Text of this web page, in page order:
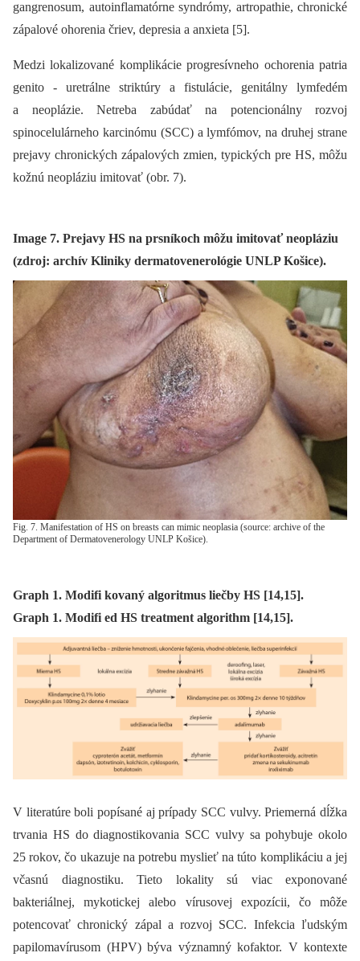
gangrenosum, autoinflamatórne syndrómy, artropathie, chronické
zápalové ohorenia čriev, depresia a anxieta [5].
Medzi lokalizované komplikácie progresívneho ochorenia patria
genito -⁠ uretrálne striktúry a fistulácie, genitálny lymfedém
a neoplázie. Netreba zabúdať na potencionálny rozvoj
spinocelulárneho karcinómu (SCC) a lymfómov, na druhej strane
prejavy chronických zápalových zmien, typických pre HS, môžu
kožnú neopláziu imitovať (obr. 7).
Image 7. Prejavy HS na prsníkoch môžu imitovať neopláziu
(zdroj: archív Kliniky dermatovenerológie UNLP Košice).
Fig. 7. Manifestation of HS on breasts can mimic neoplasia (source: archive of the
Department of Dermatovenerology UNLP Košice).
Graph 1. Modifi kovaný algoritmus liečby HS [14,15].
Graph 1. Modifi ed HS treatment algorithm [14,15].
V literatúre boli popísané aj prípady SCC vulvy. Priemerná dĺžka
trvania HS do diagnostikovania SCC vulvy sa pohybuje okolo
25 rokov, čo ukazuje na potrebu myslieť na túto komplikáciu a jej
včasnú diagnostiku. Tieto lokality sú viac exponované
bakteriálnej, mykotickej alebo vírusovej expozícii, čo môže
potencovať chronický zápal a rozvoj SCC. Infekcia ľudským
papilomavírusom (HPV) býva významný kofaktor. V kontexte